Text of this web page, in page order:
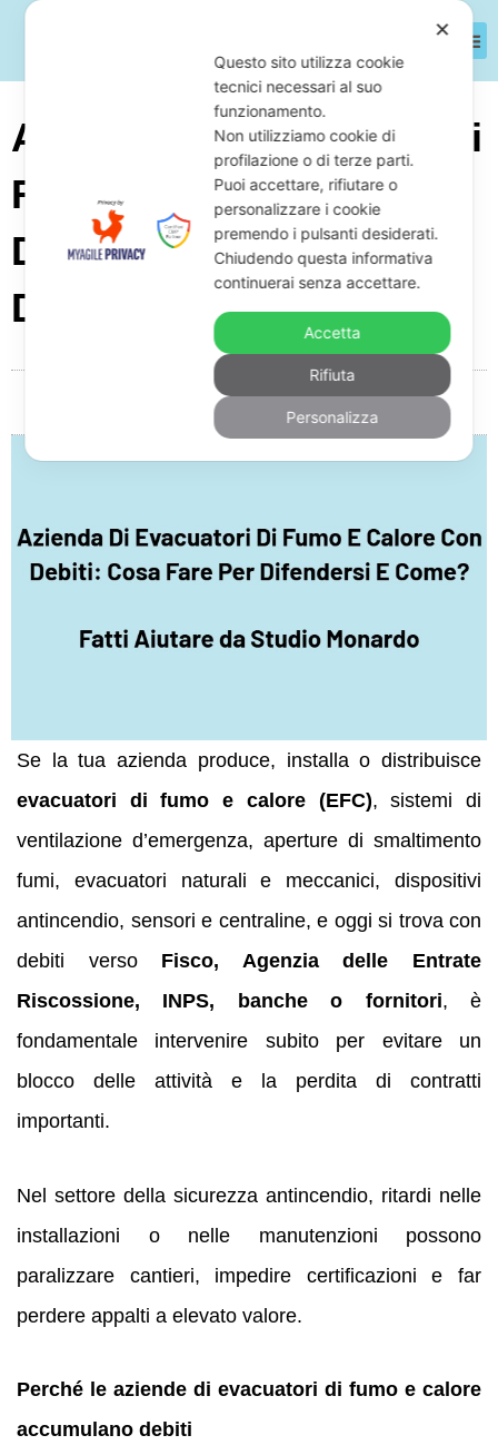
Azienda Di Evacuatori Di
Fumo E Calore Con
Debiti: Cosa Fare Per
Difendersi E Come
05:21
Se la tua azienda produce, installa o distribuisce
evacuatori di fumo e calore (EFC), sistemi di
ventilazione d’emergenza, aperture di smaltimento
fumi, evacuatori naturali e meccanici, dispositivi
antincendio, sensori e centraline, e oggi si trova con
debiti verso Fisco, Agenzia delle Entrate
Riscossione, INPS, banche o fornitori, è
fondamentale intervenire subito per evitare un
blocco delle attività e la perdita di contratti
importanti.
Nel settore della sicurezza antincendio, ritardi nelle
installazioni o nelle manutenzioni possono
paralizzare cantieri, impedire certificazioni e far
perdere appalti a elevato valore.
Perché le aziende di evacuatori di fumo e calore
accumulano debiti
✕
Questo sito utilizza cookie
tecnici necessari al suo
funzionamento.
Non utilizziamo cookie di
profilazione o di terze parti.
Puoi accettare, rifiutare o
personalizzare i cookie
premendo i pulsanti desiderati.
Chiudendo questa informativa
continuerai senza accettare.
Accetta
Rifiuta
Personalizza